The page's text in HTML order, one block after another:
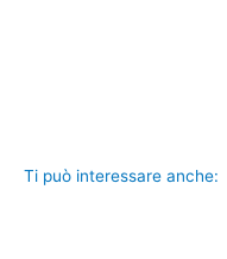
Ti può interessare anche: